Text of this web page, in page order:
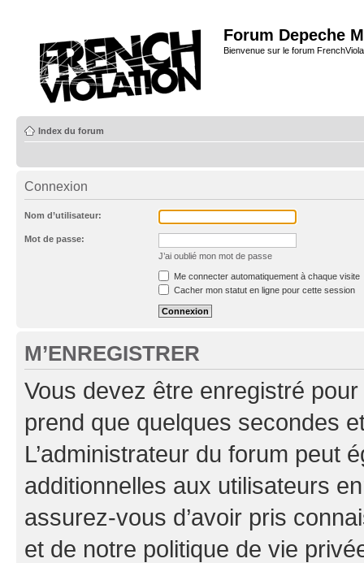
Forum Depeche
Bienvenue sur le forum
Index du forum
Connexion
Nom d’utilisateur:
Mot de passe:
J’ai oublié mon mot de passe
Me connecter automatiquement à chaque visite
Cacher mon statut en ligne pour cette session
M’ENREGISTRER
Vous devez être enregistré
prend que quelques secondes
L’administrateur du forum peut
additionnelles aux utilisateurs
assurez-vous d’avoir pris
et de notre politique de vie